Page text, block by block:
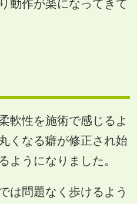
動作が楽になってきて
軟性を施術で感じるよ
くなる癖が修正され始
ようになりました。
は問題なく歩けるよう